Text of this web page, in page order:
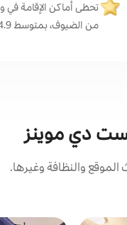
تحظى أماكن الإقامة في
من الضيوف، بمتوسط 4.9 من 5.
دي موينز
والنظافة وغيرها.